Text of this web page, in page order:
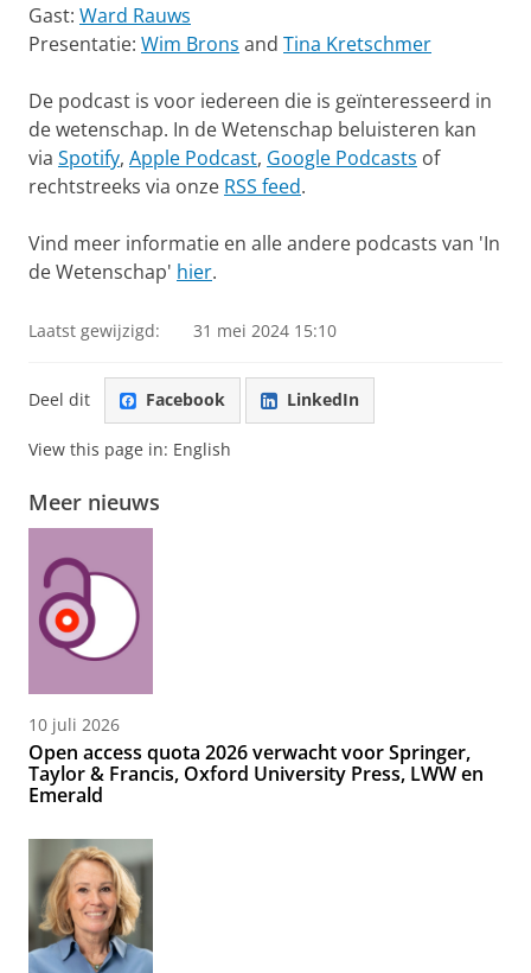
Gast: Ward Rauws
Presentatie: Wim Brons and Tina Kretschmer
De podcast is voor iedereen die is geïnteresseerd in
de wetenschap. In de Wetenschap beluisteren kan
via Spotify, Apple Podcast, Google Podcasts of
rechtstreeks via onze RSS feed.
Vind meer informatie en alle andere podcasts van 'In
de Wetenschap' hier.
Laatst gewijzigd: 31 mei 2024 15:10
Deel dit Facebook LinkedIn
View this page in: English
Meer nieuws
10 juli 2026
Open access quota 2026 verwacht voor Springer,
Taylor & Francis, Oxford University Press, LWW en
Emerald